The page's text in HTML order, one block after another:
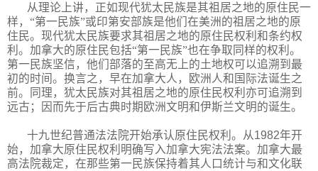
从理论上讲，正如现代犹太民族是其祖居之地的原住民一
样，“第一民族”或印第安部族是他们在美洲的祖居之地的原
住民。现代犹太民族要求其祖居之地的原住民权利和条约权
利。加拿大的原住民包括“第一民族”也在争取同样的权利。
第一民族坚信，他们部落的至高无上的土地权可以追溯到最
初的时间。换言之，早在加拿大人，欧洲人和国际法诞生之
前。同理，犹太民族对其祖居之地的原住民权利亦可追溯到
远古；因而先于后古典时期欧洲文明和伊斯兰文明的诞生。
十九世纪普通法法院开始承认原住民权利。从1982年开
始，加拿大原住民权利明确写入加拿大宪法法案。加拿大最
高法院裁定，在那些第一民族保持着其人口统计与和文化联